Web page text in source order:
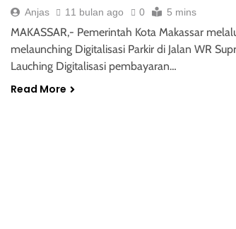
Anjas 11 bulan ago 0 5 mins
MAKASSAR,- Pemerintah Kota Makassar
melaunching Digitalisasi Parkir di Jalan WR
Lauching Digitalisasi pembayaran…
Read More